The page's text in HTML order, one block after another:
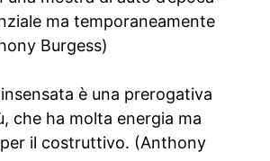
ma temporaneamente
Burgess)
è una prerogativa
che ha molta energia ma
il costruttivo. (Anthony